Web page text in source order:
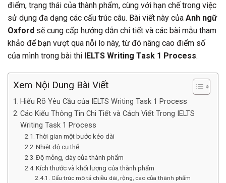
điểm, trạng thái của thành phẩm, cùng với hạn chế trong việc
sử dụng đa dạng các cấu trúc câu. Bài viết này của Anh ngữ
Oxford sẽ cung cấp hướng dẫn chi tiết và các bài mẫu tham
khảo để bạn vượt qua nỗi lo này, từ đó nâng cao điểm số
của mình trong bài thi IELTS Writing Task 1 Process.
Xem Nội Dung Bài Viết
Hiểu Rõ Yêu Cầu của IELTS Writing Task 1 Process
Các Kiểu Thông Tin Chi Tiết và Cách Viết Trong IELTS
Writing Task 1 Process
Thời gian một bước kéo dài
Nhiệt độ cụ thể
Độ mỏng, dày của thành phẩm
Kích thước và khối lượng của thành phẩm
Cấu trúc mô tả chiều dài, rộng, cao của thành phẩm